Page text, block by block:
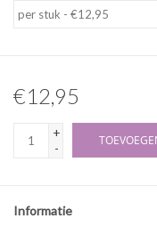
€12,95
+
-
Informatie